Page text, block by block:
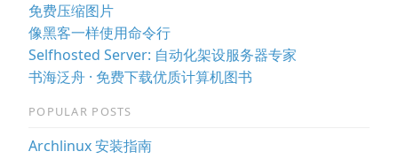
免费压缩图片
像黑客一样使用命令行
Selfhosted Server: 自动化架设服务器专家
书海泛舟 · 免费下载优质计算机图书
POPULAR POSTS
Archlinux 安装指南